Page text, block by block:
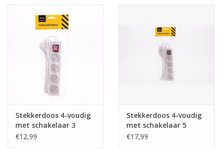
KAARTEN
Kalenders
Keuken textiele
Stekkerdoos 4-voudig
met schakelaar 3
meter
€12,99
Stekkerdoos 4-voudig
met schakelaar 5
meter
€17,99